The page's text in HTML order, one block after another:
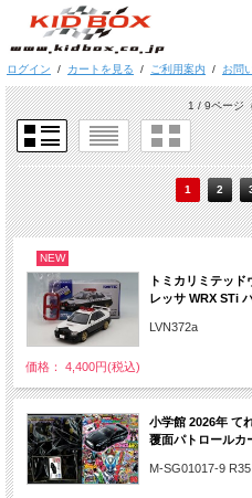
ログイン / カートを見る / ご利用案内 / お問
1 / 9ページ
1 2
NEW
トミカリミテッ
レッサ WRX STi
LVN372a
価格： 4,400円(税込)
小学館 2026年 て
覆面パトロールカ
M-SG01017-9 R35